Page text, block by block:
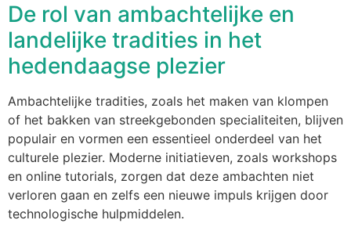
De rol van ambachtelijke en
landelijke tradities in het
hedendaagse plezier
Ambachtelijke tradities, zoals het maken van klompen
of het bakken van streekgebonden specialiteiten, blijven
populair en vormen een essentieel onderdeel van het
culturele plezier. Moderne initiatieven, zoals workshops
en online tutorials, zorgen dat deze ambachten niet
verloren gaan en zelfs een nieuwe impuls krijgen door
technologische hulpmiddelen.